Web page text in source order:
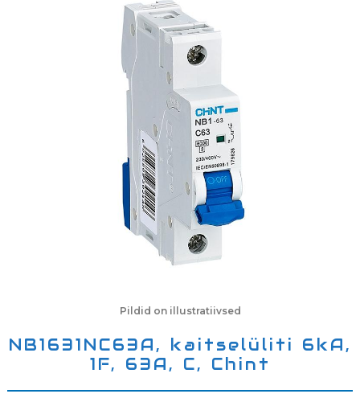
NB1631NC63A, kaitselüliti 6kA,
1F, 63A, C, Chint
Pildid on illustratiivsed